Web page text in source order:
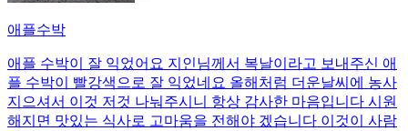
애플수박
애플 수박이 잘 익었어요 지인님께서 복날이라고 보내주신 애
플 수박이 빨강색으로 잘 익었네요 올해처럼 더운날씨에 농사
지으셔서 이것 저것 나눠주시니 항상 감사한 마음입니다 시원
해지면 맛있는 식사로 고마움을 전해야 겠습니다 이것이 사람